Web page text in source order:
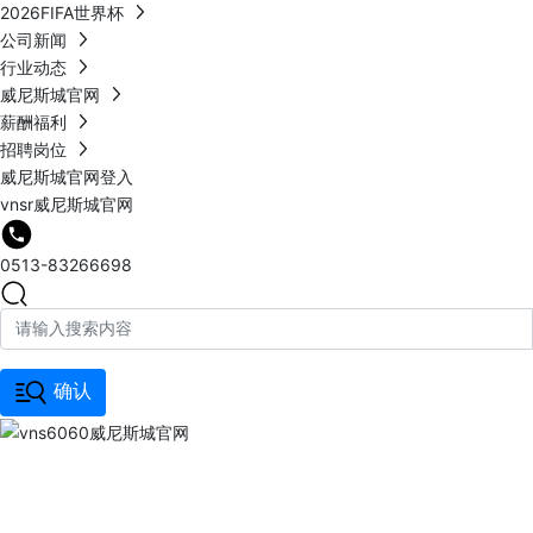
2026FIFA世界杯
公司新闻
行业动态
威尼斯城官网
薪酬福利
招聘岗位
威尼斯城官网登入
vnsr威尼斯城官网
0513-83266698
确认